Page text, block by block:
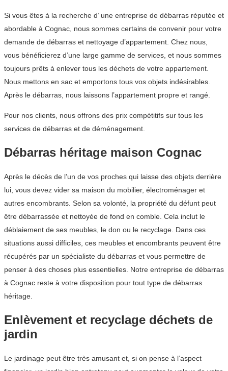
Si vous êtes à la recherche d’ une entreprise de débarras réputée et
abordable à Cognac, nous sommes certains de convenir pour votre
demande de débarras et nettoyage d’appartement. Chez nous,
vous bénéficierez d’une large gamme de services, et nous sommes
toujours prêts à enlever tous les déchets de votre appartement.
Nous mettons en sac et emportons tous vos objets indésirables.
Après le débarras, nous laissons l’appartement propre et rangé.
Pour nos clients, nous offrons des prix compétitifs sur tous les
services de débarras et de déménagement.
Débarras héritage maison Cognac
Après le décès de l’un de vos proches qui laisse des objets derrière
lui, vous devez vider sa maison du mobilier, électroménager et
autres encombrants. Selon sa volonté, la propriété du défunt peut
être débarrassée et nettoyée de fond en comble. Cela inclut le
déblaiement de ses meubles, le don ou le recyclage. Dans ces
situations aussi difficiles, ces meubles et encombrants peuvent être
récupérés par un spécialiste du débarras et vous permettre de
penser à des choses plus essentielles. Notre entreprise de débarras
à Cognac reste à votre disposition pour tout type de débarras
héritage.
Enlèvement et recyclage déchets de
jardin
Le jardinage peut être très amusant et, si on pense à l’aspect